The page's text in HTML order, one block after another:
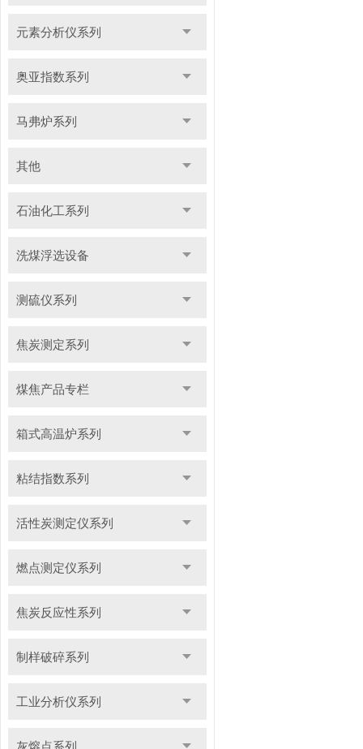
元素分析仪系列
奥亚指数系列
马弗炉系列
其他
石油化工系列
洗煤浮选设备
测硫仪系列
焦炭测定系列
煤焦产品专栏
箱式高温炉系列
粘结指数系列
活性炭测定仪系列
燃点测定仪系列
焦炭反应性系列
制样破碎系列
工业分析仪系列
灰熔点系列